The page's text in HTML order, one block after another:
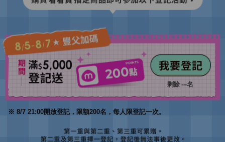
剩餘---名
※ 8/7 21:00開放登記，限額200名，每人限登記一次。